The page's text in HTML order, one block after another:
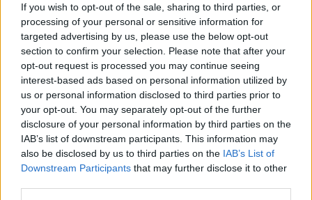
If you wish to opt-out of the sale, sharing to third parties, or
processing of your personal or sensitive information for
targeted advertising by us, please use the below opt-out
section to confirm your selection. Please note that after your
opt-out request is processed you may continue seeing
interest-based ads based on personal information utilized by
us or personal information disclosed to third parties prior to
your opt-out. You may separately opt-out of the further
disclosure of your personal information by third parties on the
IAB’s list of downstream participants. This information may
also be disclosed by us to third parties on the IAB’s List of
Downstream Participants that may further disclose it to other
El vuelo de Bishkek a Tashkent , o al revés.
Las tasas de aeropuerto.
La coordinación, el apoyo y acompañamiento del/la coordinador/a
durante toda la ruta. Y la formación del grupo.
El seguro de viaje ? [Ver coberturas]
. Puedes optar por un seguro de
cancelación. Todas las opciones en el siguiente enlace ?[Ver
opciones de seguros].
La asistencia durante todo el viaje.